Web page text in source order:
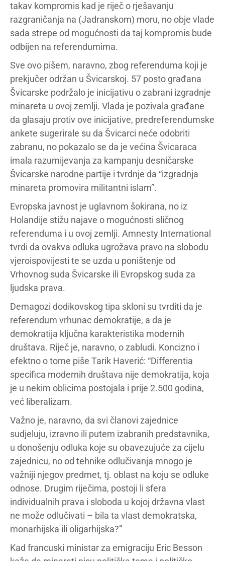
takav kompromis kad je riječ o rješavanju
razgraničanja na (Jadranskom) moru, no obje vlade
sada strepe od mogućnosti da taj kompromis bude
odbijen na referendumima.
Sve ovo pišem, naravno, zbog referenduma koji je
prekjučer održan u Švicarskoj. 57 posto građana
Švicarske podržalo je inicijativu o zabrani izgradnje
minareta u ovoj zemlji. Vlada je pozivala građane
da glasaju protiv ove inicijative, predreferendumske
ankete sugerirale su da Švicarci neće odobriti
zabranu, no pokazalo se da je većina Švicaraca
imala razumijevanja za kampanju desničarske
Švicarske narodne partije i tvrdnje da “izgradnja
minareta promovira militantni islam”.
Evropska javnost je uglavnom šokirana, no iz
Holandije stižu najave o mogućnosti sličnog
referenduma i u ovoj zemlji. Amnesty International
tvrdi da ovakva odluka ugrožava pravo na slobodu
vjeroispovijesti te se uzda u poništenje od
Vrhovnog suda Švicarske ili Evropskog suda za
ljudska prava.
Demagozi dodikovskog tipa skloni su tvrditi da je
referendum vrhunac demokratije, a da je
demokratija ključna karakteristika modernih
društava. Riječ je, naravno, o zabludi. Koncizno i
efektno o tome piše Tarik Haverić: “Differentia
specifica modernih društava nije demokratija, koja
je u nekim oblicima postojala i prije 2.500 godina,
već liberalizam.
Važno je, naravno, da svi članovi zajednice
sudjeluju, izravno ili putem izabranih predstavnika,
u donošenju odluka koje su obavezujuće za cijelu
zajednicu, no od tehnike odlučivanja mnogo je
važniji njegov predmet, tj. oblast na koju se odluke
odnose. Drugim riječima, postoji li sfera
individualnih prava i sloboda u kojoj državna vlast
ne može odlučivati – bila ta vlast demokratska,
monarhijska ili oligarhijska?”
Kad francuski ministar za emigraciju Eric Besson